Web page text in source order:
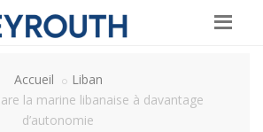
Accueil
Liban
la marine libanaise à davantage
d’autonomie